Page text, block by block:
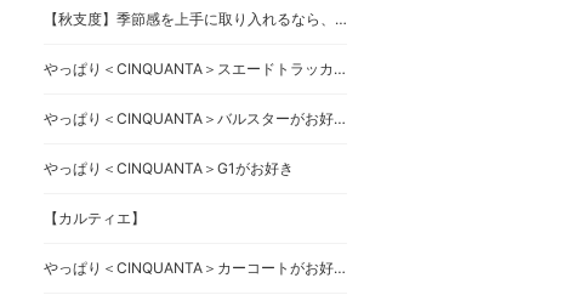
【秋支度】季節感を上手に取り入れるなら、〈CINQUANTA〉のスエードでしょう。
やっぱり＜CINQUANTA＞スエードトラッカーがお好き
やっぱり＜CINQUANTA＞バルスターがお好き
やっぱり＜CINQUANTA＞G1がお好き
【カルティエ】
やっぱり＜CINQUANTA＞カーコートがお好き